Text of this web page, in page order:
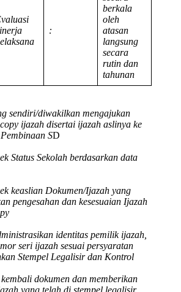
:
berkala
oleh
atasan
langsung
secara
rutin dan
tahunan
sendiri/diwakilkan mengajukan
ijazah disertai ijazah aslinya ke
SD
Status Sekolah berdasarkan data
keaslian Dokumen/Ijazah yang
pengesahan dan kesesuaian Ijazah
identitas pemilik ijazah,
seri ijazah sesuai persyaratan
Stempel Legalisir dan Kontrol
dokumen dan memberikan
yang telah di stempel legalisir